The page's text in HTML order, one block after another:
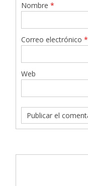
Nombre*
Correo electrónico*
Web